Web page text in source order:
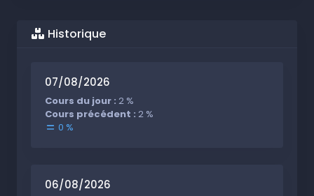
Historique
07/08/2026
Cours du jour : 2 %
Cours précédent : 2 %
0 %
06/08/2026